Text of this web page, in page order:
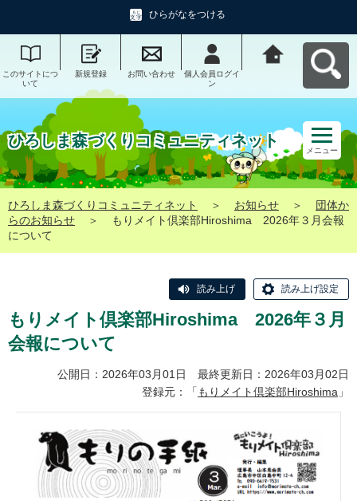
ひらがなをつける
このサイトにつ
いて
新規登録 お問い合わせ
個人会員ログイ
ン
ひろしま森づくりコミュニティネット
メニュー
ひろしま森づくりコミュニティネット ＞ お知らせ ＞
団体か
らのお知らせ
＞
もりメイト倶楽部Hiroshima 2026年３月会報
について
読み上げ 読み上げ設定
もりメイト倶楽部Hiroshima 2026年３月
会報について
公開日：2026年03月01日 最終更新日：2026年03月02日
登録元：「 もりメイト倶楽部Hiroshima 」